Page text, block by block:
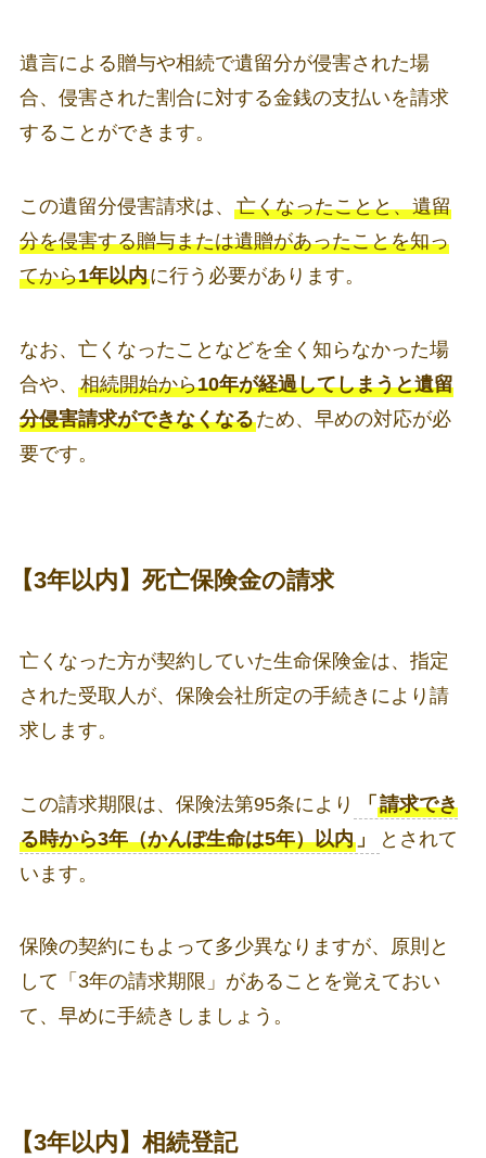
遺言による贈与や相続で遺留分が侵害された場
合、侵害された割合に対する金銭の支払いを請求
することができます。
この遺留分侵害請求は、 亡くなったことと、遺留
分を侵害する贈与または遺贈があったことを知っ
てから1年以内に行う必要があります。
なお、亡くなったことなどを全く知らなかった場
合や、 相続開始から10年が経過してしまうと遺留
分侵害請求ができなくなるため、早めの対応が必
要です。
【3年以内】死亡保険金の請求
亡くなった方が契約していた生命保険金は、指定
された受取人が、保険会社所定の手続きにより請
求します。
この請求期限は、保険法第95条により 「 請求でき
る時から3年（かんぽ生命は5年）以内」
とされて
います。
保険の契約にもよって多少異なりますが、原則と
して「3年の請求期限」があることを覚えておい
て、早めに手続きしましょう。
【3年以内】相続登記